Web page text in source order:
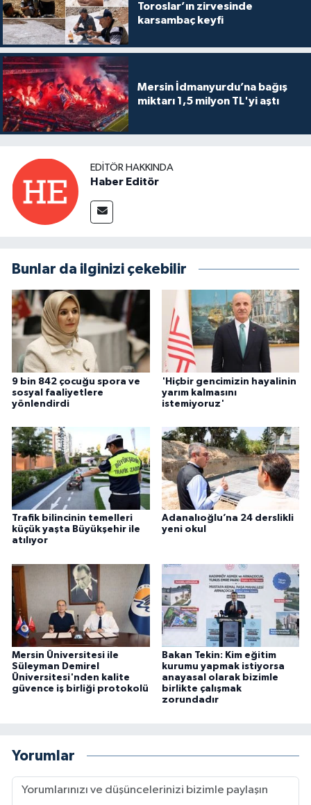
Toroslar’ın zirvesinde
karsambaç keyfi
Mersin İdmanyurdu’na bağış
miktarı 1,5 milyon TL'yi aştı
EDITÖR HAKKINDA
Haber Editör
Bunlar da ilginizi çekebilir
9 bin 842 çocuğu spora ve
sosyal faaliyetlere
yönlendirdi
'Hiçbir gencimizin hayalinin
yarım kalmasını
istemiyoruz'
Trafik bilincinin temelleri
küçük yaşta Büyükşehir ile
atılıyor
Adanalıoğlu’na 24 derslikli
yeni okul
Mersin Üniversitesi ile
Süleyman Demirel
Üniversitesi'nden kalite
güvence iş birliği protokolü
Bakan Tekin: Kim eğitim
kurumu yapmak istiyorsa
anayasal olarak bizimle
birlikte çalışmak
zorundadır
Yorumlar